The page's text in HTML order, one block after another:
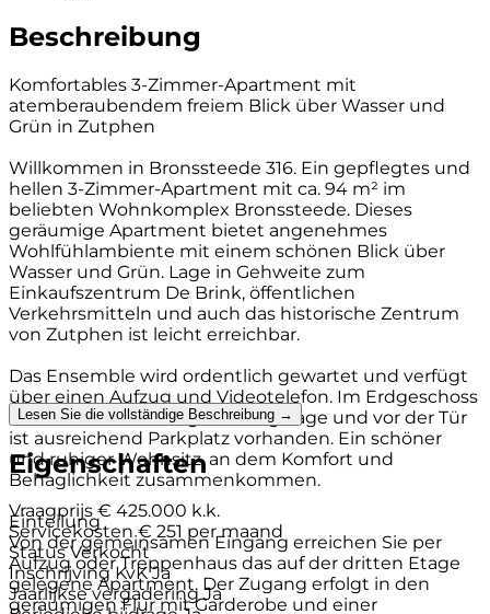
Beschreibung
Komfortables 3-Zimmer-Apartment mit
atemberaubendem freiem Blick über Wasser und
Grün in Zutphen
Willkommen in Bronssteede 316. Ein gepflegtes und
hellen 3-Zimmer-Apartment mit ca. 94 m² im
beliebten Wohnkomplex Bronssteede. Dieses
geräumige Apartment bietet angenehmes
Wohlfühlambiente mit einem schönen Blick über
Wasser und Grün. Lage in Gehweite zum
Einkaufszentrum De Brink, öffentlichen
Verkehrsmitteln und auch das historische Zentrum
von Zutphen ist leicht erreichbar.
Das Ensemble wird ordentlich gewartet und verfügt
über einen Aufzug und Videotelefon. Im Erdgeschoss
befindet sich eine eigene Tiefgarage und vor der Tür
ist ausreichend Parkplatz vorhanden. Ein schöner
und ruhiger Wohnsitz, an dem Komfort und
Behaglichkeit zusammenkommen.
Einteilung
Von der gemeinsamen Eingang erreichen Sie per
Aufzug oder Treppenhaus das auf der dritten Etage
gelegene Apartment. Der Zugang erfolgt in den
geräumigen Flur mit Garderobe und einer
Lesen Sie die vollständige Beschreibung →
Eigenschaften
Vraagprijs € 425.000 k.k.
Servicekosten € 251 per maand
Status Verkocht
Inschrijving KvK Ja
Jaarlijkse vergadering Ja